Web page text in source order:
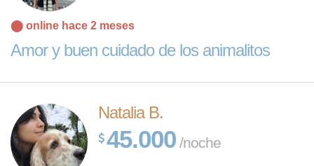
⬤ online hace 2 meses
Amor y buen cuidado de los animalitos
Natalia B.
45.000 /noche